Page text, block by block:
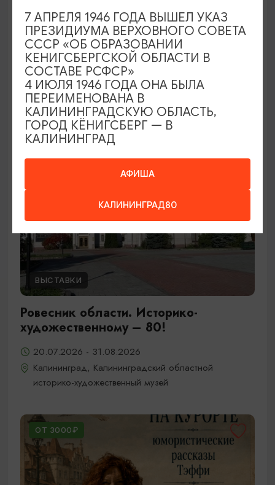
Семейный клуб выходного дня в
Морском выставочном центре
19.07.2026 - 30.08.2026, СБ 12:00, 13:00
Светлогорск, Морской выставочный центр г.
Светлогорск
ВЫСТАВКИ
Ровесник области. Историко-
художественному – 80!
20.07.2026 - 31.08.2026
Калининград, Калининградский областной
историко-художественный музей
ОТ 3000₽
АФИША
КАЛИНИНГРАД80
7 АПРЕЛЯ 1946 ГОДА ВЫШЕЛ УКАЗ
ПРЕЗИДИУМА ВЕРХОВНОГО СОВЕТА
СССР «ОБ ОБРАЗОВАНИИ
КЕНИГСБЕРГСКОЙ ОБЛАСТИ В
СОСТАВЕ РСФСР»
4 ИЮЛЯ 1946 ГОДА ОНА БЫЛА
ПЕРЕИМЕНОВАНА В
КАЛИНИНГРАДСКУЮ ОБЛАСТЬ,
ГОРОД КЁНИГСБЕРГ — В
КАЛИНИНГРАД